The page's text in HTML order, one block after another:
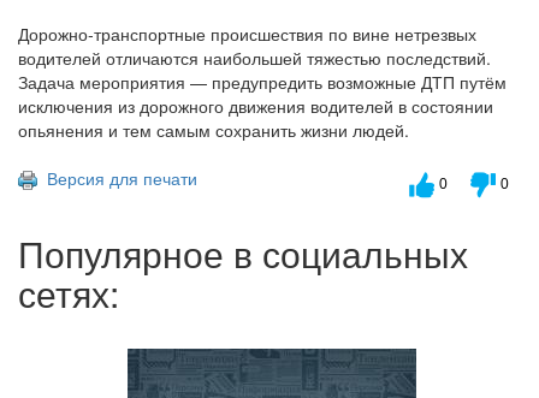
Дорожно‑транспортные происшествия по вине нетрезвых
водителей отличаются наибольшей тяжестью последствий.
Задача мероприятия — предупредить возможные ДТП путём
исключения из дорожного движения водителей в состоянии
опьянения и тем самым сохранить жизни людей.
Версия для печати
0 0
Популярное в социальных
сетях: